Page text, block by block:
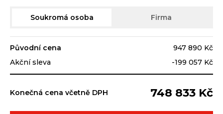
Soukromá osoba Firma
Původní cena
947 890 Kč
Akční sleva
-199 057 Kč
Konečná cena včetně DPH 748 833 Kč